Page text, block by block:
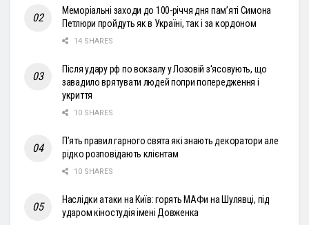
Меморіальні заходи до 100-річчя дня пам’яті Симона
Петлюри пройдуть як в Україні, так і за кордоном
14 SHARES
Після удару рф по вокзалу у Лозовій з'ясовують, що
завадило врятувати людей попри попередження і
укриття
10 SHARES
П’ять правил гарного свята які знають декоратори але
рідко розповідають клієнтам
10 SHARES
Наслідки атаки на Київ: горять МАФи на Шулявці, під
ударом кіностудія імені Довженка